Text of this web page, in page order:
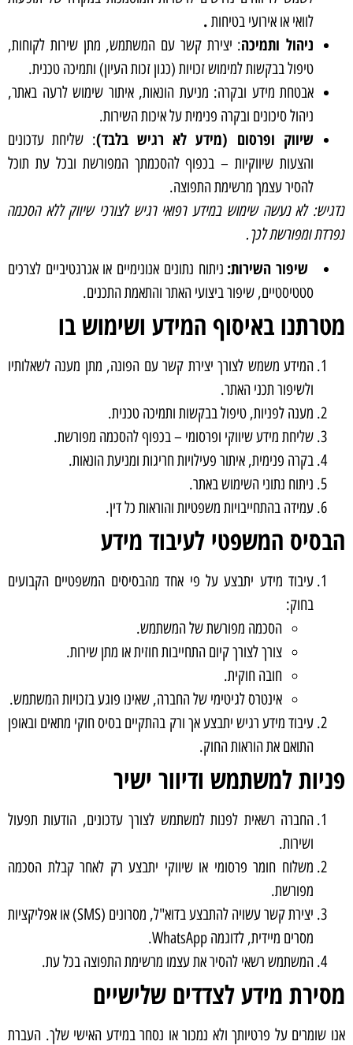
לוואי או אירועי בטיחות .
ניהול ותמיכה: יצירת קשר עם המשתמש, מתן שירות לקוחות,
טיפול בבקשות למימוש זכויות (כגון זכות העיון) ותמיכה טכנית.
אבטחת מידע ובקרה: מניעת הונאות, איתור שימוש לרעה באתר,
ניהול סיכונים ובקרה פנימית על איכות השירות.
שיווק ופרסום (מידע לא רגיש בלבד): שליחת עדכונים
והצעות שיווקיות – בכפוף להסכמתך המפורשת ובכל עת תוכל
להסיר עצמך מרשימת התפוצה.
נדגיש: לא נעשה שימוש במידע רפואי רגיש לצורכי שיווק ללא הסכמה
נפרדת ומפורשת לכך.
שיפור השירות: ניתוח נתונים אנונימיים או אגרגטיביים לצרכים
סטטיסטיים, שיפור ביצועי האתר והתאמת התכנים.
מטרתנו באיסוף המידע ושימוש בו
המידע משמש לצורך יצירת קשר עם הפונה, מתן מענה לשאלותיו
ולשיפור תכני האתר.
מענה לפניות, טיפול בבקשות ותמיכה טכנית.
שליחת מידע שיווקי ופרסומי – בכפוף להסכמה מפורשת.
בקרה פנימית, איתור פעילויות חריגות ומניעת הונאות.
ניתוח נתוני השימוש באתר.
עמידה בהתחייבויות משפטיות והוראות כל דין.
הבסיס המשפטי לעיבוד מידע
עיבוד מידע יתבצע על פי אחד מהבסיסים המשפטיים הקבועים
בחוק:
הסכמה מפורשת של המשתמש.
צורך לצורך קיום התחייבות חוזית או מתן שירות.
חובה חוקית.
אינטרס לגיטימי של החברה, שאינו פוגע בזכויות המשתמש.
עיבוד מידע רגיש יתבצע אך ורק בהתקיים בסיס חוקי מתאים ובאופן
התואם את הוראות החוק.
פניות למשתמש ודיוור ישיר
החברה רשאית לפנות למשתמש לצורך עדכונים, הודעות תפעול
ושירות.
משלוח חומר פרסומי או שיווקי יתבצע רק לאחר קבלת הסכמה
מפורשת.
יצירת קשר עשויה להתבצע בדוא"ל, מסרונים (SMS) או אפליקציות
מסרים מיידית, לדוגמה WhatsApp.
המשתמש רשאי להסיר את עצמו מרשימת התפוצה בכל עת.
מסירת מידע לצדדים שלישיים
אנו שומרים על פרטיותך ולא נמכור או נסחר במידע האישי שלך. העברת